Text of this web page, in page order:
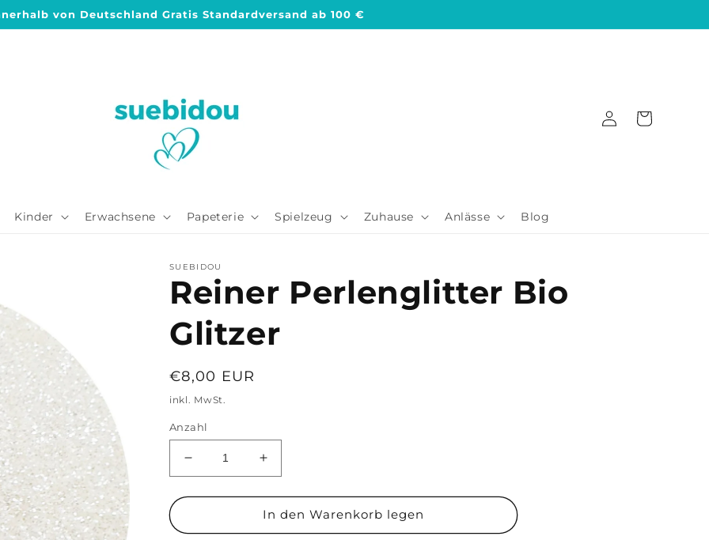
von Deutschland Gratis Standardversand ab 100 €
Kinder Erwachsene Papeterie Spielzeug Zuhause Anlässe Blog
Einloggen
Warenkorb
SUEBIDOU
Reiner Perlenglitter Bio
Glitzer
Normaler
Preis
€8,00 EUR
inkl. MwSt.
Anzahl
Verringere
die
Menge
Reiner
Erhöhe
die
Menge
für
Reiner
In den Warenkorb legen